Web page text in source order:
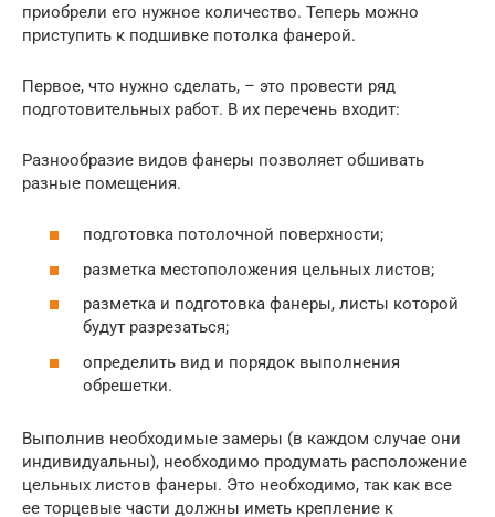
приобрели его нужное количество. Теперь можно
приступить к подшивке потолка фанерой.
Первое, что нужно сделать, – это провести ряд
подготовительных работ. В их перечень входит:
Разнообразие видов фанеры позволяет обшивать
разные помещения.
подготовка потолочной поверхности;
разметка местоположения цельных листов;
разметка и подготовка фанеры, листы которой
будут разрезаться;
определить вид и порядок выполнения
обрешетки.
Выполнив необходимые замеры (в каждом случае они
индивидуальны), необходимо продумать расположение
цельных листов фанеры. Это необходимо, так как все
ее торцевые части должны иметь крепление к